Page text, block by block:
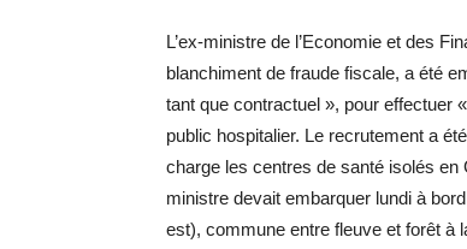
L’ex-ministre de l’Economie et des
blanchiment de fraude fiscale, a été
tant que contractuel », pour effectuer
public hospitalier. Le recrutement a
charge les centres de santé isolés en
ministre devait embarquer lundi à
est), commune entre fleuve et forêt à